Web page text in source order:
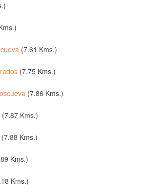
(7.61 Kms.)
(7.75 Kms.)
(7.86 Kms.)
(7.87 Kms.)
(7.88 Kms.)
Kms.)
Kms.)